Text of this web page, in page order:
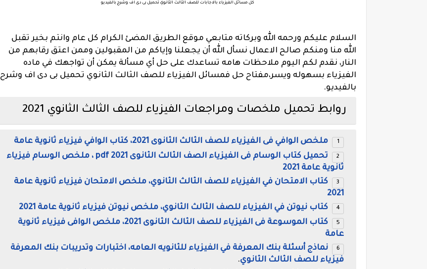
كل مسائل الفيزياء بالاجابات للصف الثالث الثانوي تحميل بى دى اف وشرح بالفيديو
السلام عليكم ورحمه الله وبركاته متابعي موقع الطريق المضئ الكرام كل عام وانتم بخير تقبل
الله منا ومنكم صالح الاعمال نسأل الله أن يجعلنا وإياكم من المقبولين وممن اعتق رقابهم من
النار، نقدم لكم اليوم ملاحظات هامه تساعدك على حل أي مسألة يمكن أن تواجهك في ماده
الفيزياء بسهوله ويسر،مفتاح حل فمسائل الفيزياء للصف الثالث الثانوي تحميل بى دى اف وشرح
بالفيديو.
روابط تحميل ملخصات ومراجعات الفيزياء للصف الثالث الثانوي 2021
ملخص الوافي فى الفيزياء للصف الثالث الثانوى 2021، كتاب الوافي فيزياء ثانوية عامة
تحميل كتاب الوسام فى الفيزياء الصف الثالث الثانوى 2021 pdf ، ملخص الوسام فيزياء
ثانوية عامة 2021
كتاب الامتحان في الفيزياء للصف الثالث الثانوي، ملخص الامتحان فيزياء ثانوية عامة
2021
كتاب نيوتن في الفيزياء للصف الثالث الثانوي، ملخص نيوتن فيزياء ثانوية عامة 2021
كتاب الموسوعة فى الفيزياء للصف الثالث الثانوى 2021، ملخص الوافى فيزياء ثانوية
عامة
نماذج أسئلة بنك المعرفة في الفيزياء للثانويه العامه، اختبارات وتدريبات بنك المعرفة
فيزياء للصف الثالث الثانوي.